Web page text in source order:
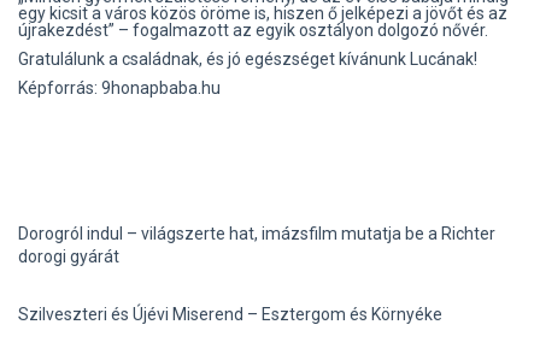
egy kicsit a város közös öröme is, hiszen ő jelképezi a jövőt és az
újrakezdést” – fogalmazott az egyik osztályon dolgozó nővér.
Gratulálunk a családnak, és jó egészséget kívánunk Lucának!
Képforrás: 9honapbaba.hu
Dorogról indul – világszerte hat, imázsfilm mutatja be a Richter
dorogi gyárát
Szilveszteri és Újévi Miserend – Esztergom és Környéke